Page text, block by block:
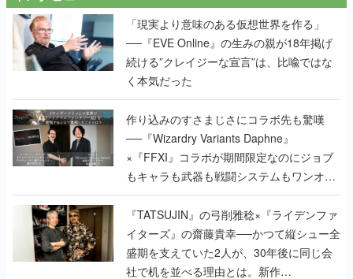
「現実より意味のある仮想世界を作る」
──『EVE Online』の生みの親が18年掲げ
続ける”クレイジーな宣言”は、比喩ではな
く本気だった
作り込みのすさまじさにコラボ先も驚嘆
──『Wizardry Variants Daphne』
×『FFXI』コラボが期間限定なのにジョブ
もキャラも武器も戦闘システムもワンオフ
で作り込まれた理由を両ディレクターに聞
く
『TATSUJIN』の弓削雅稔×『ライデンファ
イターズ』の齋藤貴幸──かつて縦シュー全
盛期を支えていた2人が、30年後に同じ会
社で机を並べる理由とは。新作